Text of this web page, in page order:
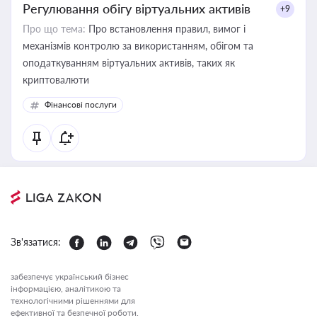
Регулювання обігу віртуальних активів +9
Про що тема: Про встановлення правил, вимог і
механізмів контролю за використанням, обігом та
оподаткуванням віртуальних активів, таких як
криптовалюти
Фінансові послуги
Зв'язатися:
забезпечує український бізнес
інформацією, аналітикою та
технологічними рішеннями для
ефективної та безпечної роботи.